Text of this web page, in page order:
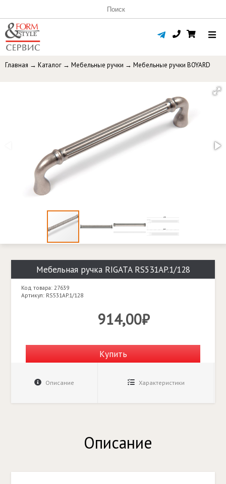
Главная → Каталог → Мебельные ручки → Мебельные ручки BOYARD
Мебельная ручка RIGATA RS531AP.1/128
Код товара: 27639
Артикул: RS531AP.1/128
914,00₽
Купить
Описание Характеристики
Описание